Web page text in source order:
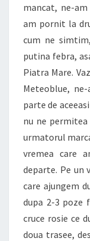
mancat, ne-
am pornit la
cum ne
putina febra,
Piatra Mare.
Meteoblue,
parte de
nu ne permitea
urmatorul
vremea care
departe. Pe un
care ajungem
dupa 2-3 poze
cruce rosie ce
doua trasee,